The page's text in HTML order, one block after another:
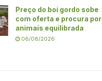
Preço do boi gordo sobe
com oferta e procura por
animais equilibrada
06/08/2026